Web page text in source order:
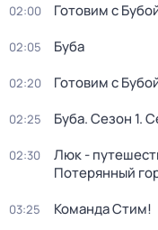
02:00 Готовим с
02:05 Буба
02:20 Готовим с
02:25 Буба. Сезон 1.
02:30
Люк -
Потерянный
03:25 Команда Стим!